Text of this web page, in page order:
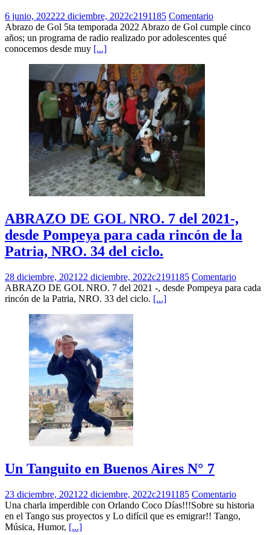
6 junio, 202222 diciembre, 2022c2191185 Comentario
Abrazo de Gol 5ta temporada 2022 Abrazo de Gol cumple cinco
años; un programa de radio realizado por adolescentes qué
conocemos desde muy [...]
ABRAZO DE GOL NRO. 7 del 2021-,
desde Pompeya para cada rincón de la
Patria, NRO. 34 del ciclo.
28 diciembre, 2021 22 diciembre, 2022c2191185 Comentario
ABRAZO DE GOL NRO. 7 del 2021 -, desde Pompeya para cada
rincón de la Patria, NRO. 33 del ciclo. [...]
Un Tanguito en Buenos Aires N° 7
23 diciembre, 2021 22 diciembre, 2022c2191185 Comentario
Una charla imperdible con Orlando Coco Días!!!Sobre su historia
en el Tango sus proyectos y Lo difícil que es emigrar!! Tango,
Música, Humor, [...]